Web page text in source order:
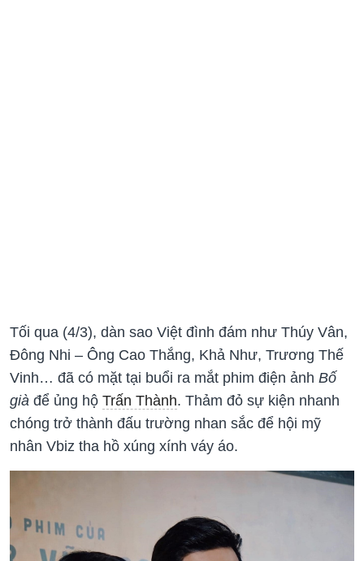
Tối qua (4/3), dàn sao Việt đình đám như Thúy Vân,
Đông Nhi – Ông Cao Thắng, Khả Như, Trương Thế
Vinh… đã có mặt tại buổi ra mắt phim điện ảnh Bố
già để ủng hộ Trấn Thành. Thảm đỏ sự kiện nhanh
chóng trở thành đấu trường nhan sắc để hội mỹ
nhân Vbiz tha hồ xúng xính váy áo.